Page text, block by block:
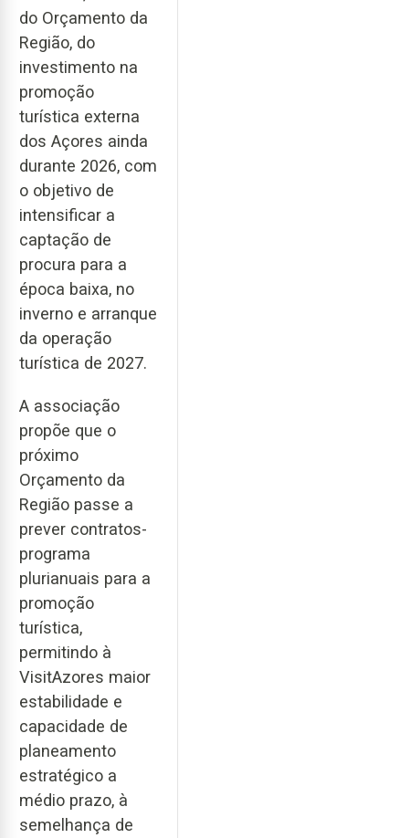
do Orçamento da
Região, do
investimento na
promoção
turística externa
dos Açores ainda
durante 2026, com
o objetivo de
intensificar a
captação de
procura para a
época baixa, no
inverno e arranque
da operação
turística de 2027.
A associação
propõe que o
próximo
Orçamento da
Região passe a
prever contratos-
programa
plurianuais para a
promoção
turística,
permitindo à
VisitAzores maior
estabilidade e
capacidade de
planeamento
estratégico a
médio prazo, à
semelhança de